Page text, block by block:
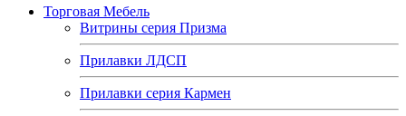
Торговая Мебель
Витрины серия Призма
Прилавки ЛДСП
Прилавки серия Кармен